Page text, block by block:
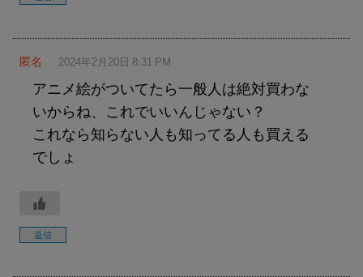
匿名 2024年2月20日 8:31 PM
アニメ絵がついてたら一般人は絶対買わな
いからね、これでいいんじゃない？
これなら知らない人も知ってる人も買える
でしょ
返信